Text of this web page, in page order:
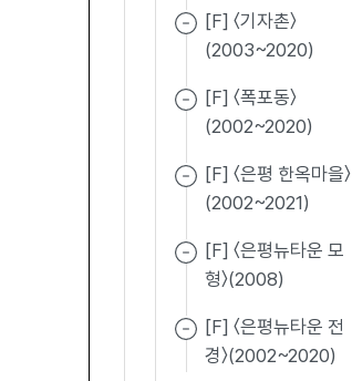
[F] 〈기자촌〉
(2003~2020)
[F] 〈폭포동〉
(2002~2020)
[F] 〈은평 한옥마을〉
(2002~2021)
[F] 〈은평뉴타운 모
형〉(2008)
[F] 〈은평뉴타운 전
경〉(2002~2020)